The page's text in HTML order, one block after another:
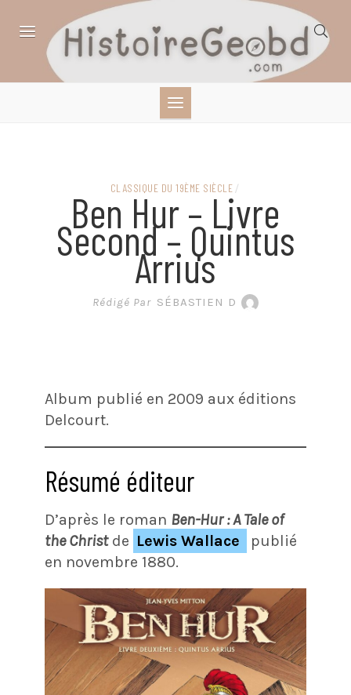
SCIENCES,
LITTÉRATURE EN
BANDE DESSINÉE
CLASSIQUE DU 19ÈME SIÈCLE /
Ben Hur – Livre
Second – Quintus
Arrius
Rédigé Par SÉBASTIEN D
Album publié en 2009 aux éditions
Delcourt.
Résumé éditeur
D’après le roman Ben-Hur : A Tale of
the Christde Lewis Wallace
publié
en novembre 1880.